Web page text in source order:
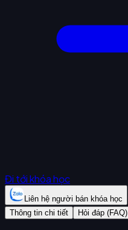
Đi tới khóa học
Liên hệ người bán khóa học
Thông tin chi tiết
Hỏi đáp (FAQ)